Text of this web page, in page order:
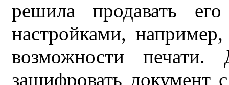
решила продавать
настройками,
возможности
зашифровать документ